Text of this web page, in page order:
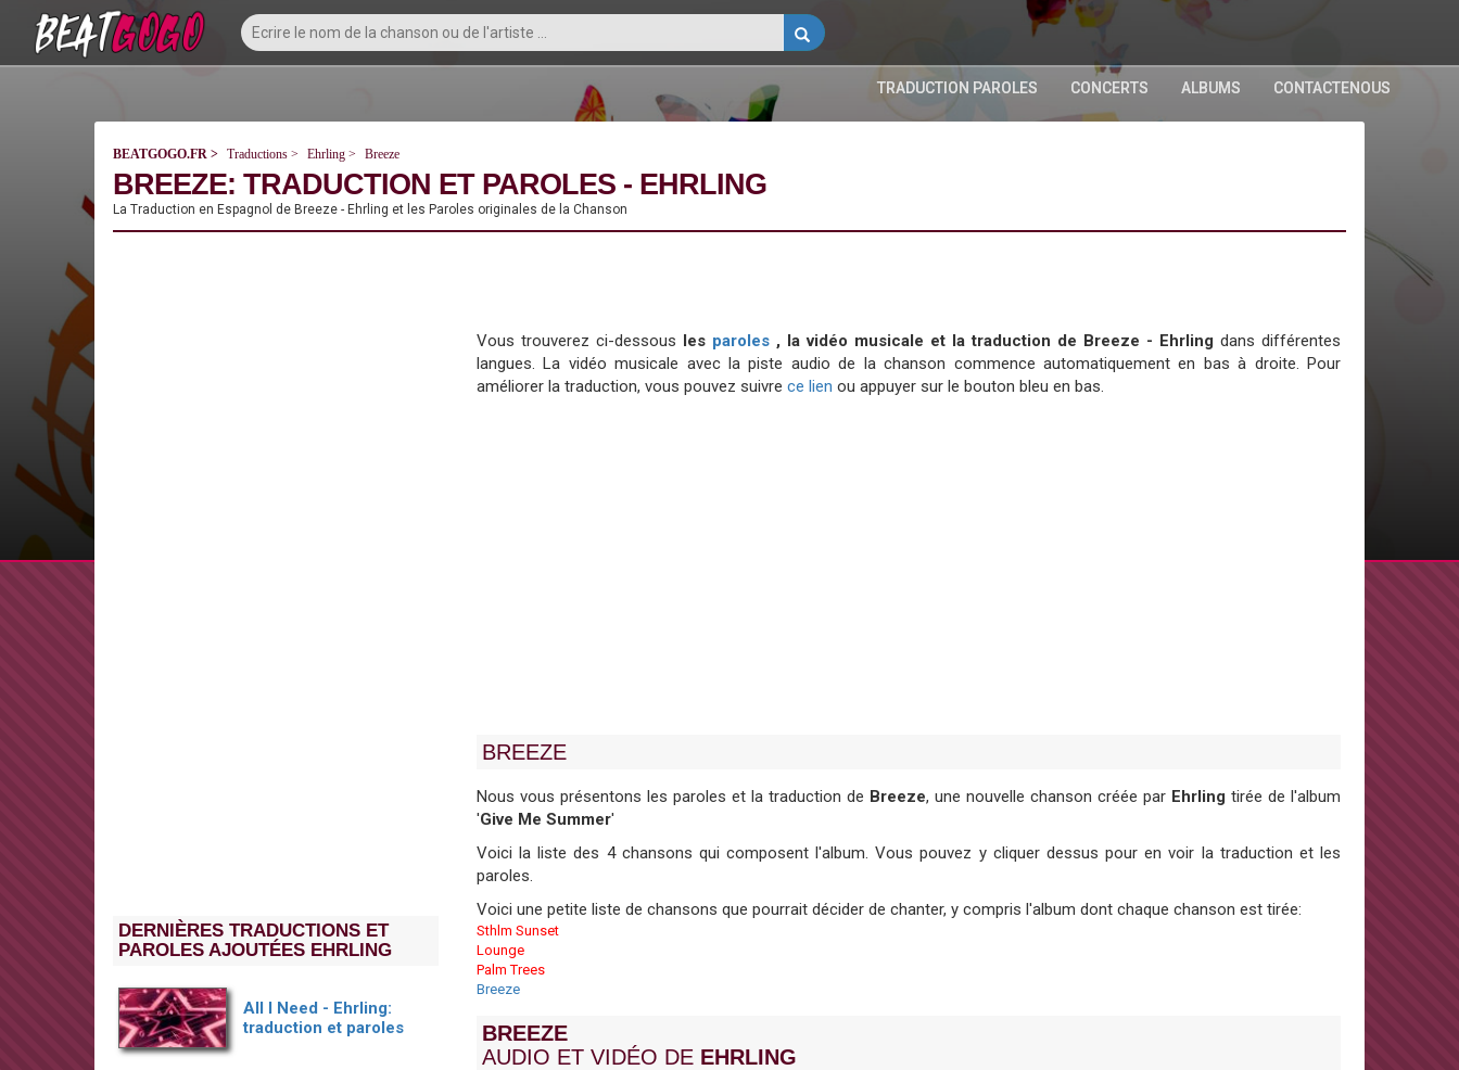
TRADUCTION PAROLES CONCERTS ALBUMS CONTACTENOUS
BEATGOGO.FR Traductions Ehrling Breeze
BREEZE: TRADUCTION ET PAROLES - EHRLING
La Traduction en Espagnol de Breeze - Ehrling et les Paroles originales de la Chanson
Vous trouverez ci-dessous les paroles , la vidéo musicale et la traduction de Breeze - Ehrling dans différentes
langues. La vidéo musicale avec la piste audio de la chanson commence automatiquement en bas à droite. Pour
améliorer la traduction, vous pouvez suivre ce lien ou appuyer sur le bouton bleu en bas.
BREEZE
Nous vous présentons les paroles et la traduction de Breeze, une nouvelle chanson créée par Ehrling tirée de l'album
'Give Me Summer'
Voici la liste des 4 chansons qui composent l'album. Vous pouvez y cliquer dessus pour en voir la traduction et les
paroles.
Voici une petite liste de chansons que pourrait décider de chanter, y compris l'album dont chaque chanson est tirée:
Sthlm Sunset
Lounge
Palm Trees
Breeze
BREEZE
AUDIO ET VIDÉO DE EHRLING
DERNIÈRES TRADUCTIONS ET
PAROLES AJOUTÉES EHRLING
All I Need - Ehrling:
traduction et paroles